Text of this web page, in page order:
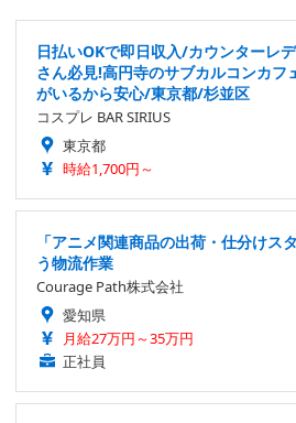
日払いOKで即日収入/カウンターレ
さん必見!高円寺のサブカルコンカフ
がいるから安心/東京都/杉並区
コスプレ BAR SIRIUS
東京都
時給1,700円～
「アニメ関連商品の出荷・仕分けス
う物流作業
Courage Path株式会社
愛知県
月給27万円～35万円
正社員